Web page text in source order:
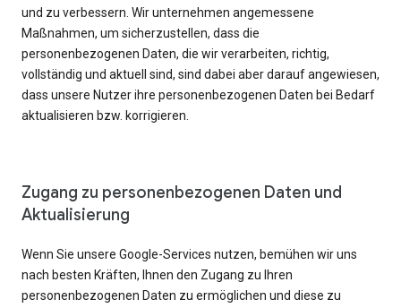
und zu verbessern. Wir unternehmen angemessene
Maßnahmen, um sicherzustellen, dass die
personenbezogenen Daten, die wir verarbeiten, richtig,
vollständig und aktuell sind, sind dabei aber darauf angewiesen,
dass unsere Nutzer ihre personenbezogenen Daten bei Bedarf
aktualisieren bzw. korrigieren.
Zugang zu personenbezogenen Daten und
Aktualisierung
Wenn Sie unsere Google-Services nutzen, bemühen wir uns
nach besten Kräften, Ihnen den Zugang zu Ihren
personenbezogenen Daten zu ermöglichen und diese zu